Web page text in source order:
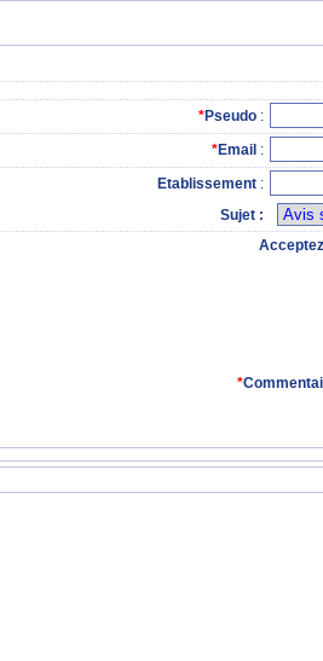
*Pseudo :
*Email :
Etablissement :
Sujet :
*